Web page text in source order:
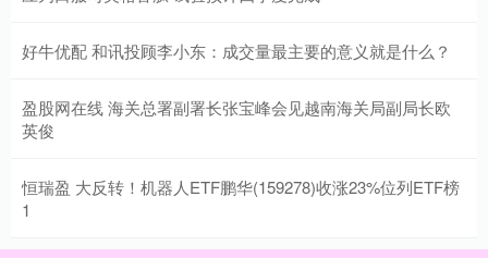
好牛优配 和讯投顾李小东：成交量最主要的意义就是什么？
盈股网在线 海关总署副署长张宝峰会见越南海关局副局长欧
英俊
恒瑞盈 大反转！机器人ETF鹏华(159278)收涨23%位列ETF榜
1